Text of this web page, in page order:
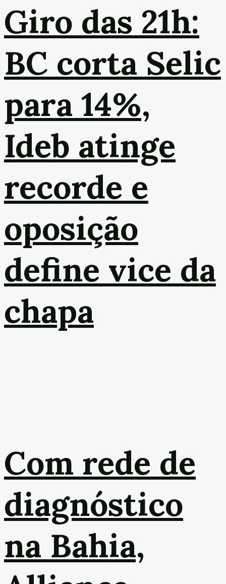
Giro das 21h:
BC corta Selic
para 14%,
Ideb atinge
recorde e
oposição
define vice da
chapa
Com rede de
diagnóstico
na Bahia,